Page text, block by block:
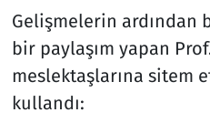
Gelişmelerin ardından
bir paylaşım yapan
meslektaşlarına sitem
kullandı: